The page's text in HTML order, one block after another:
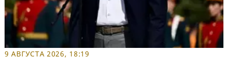
9 АВГУСТА 2026, 18:19